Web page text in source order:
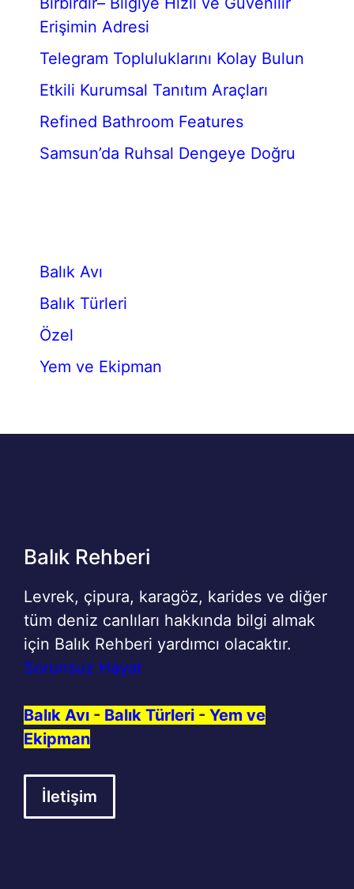
Erişimin Adresi
Telegram Topluluklarını Kolay Bulun
Etkili Kurumsal Tanıtım Araçları
Refined Bathroom Features
Samsun’da Ruhsal Dengeye Doğru
Balık Avı
Balık Türleri
Özel
Yem ve Ekipman
Balık Rehberi
Levrek, çipura, karagöz, karides ve diğer
tüm deniz canlıları hakkında bilgi almak
için Balık Rehberi yardımcı olacaktır.
Sorunsuz Hayat
Balık Avı - Balık Türleri - Yem ve
Ekipman
İletişim